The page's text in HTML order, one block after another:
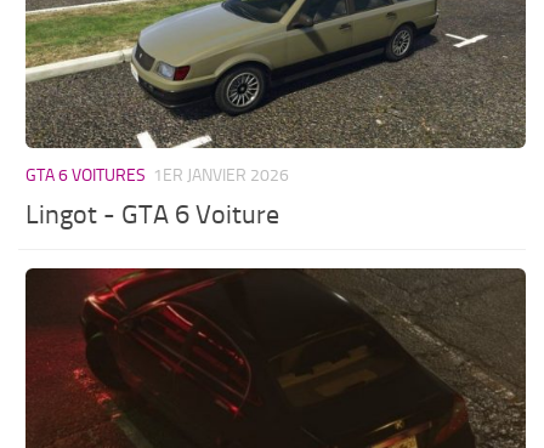
GTA 6 VOITURES 1ER JANVIER 2026
Lingot - GTA 6 Voiture